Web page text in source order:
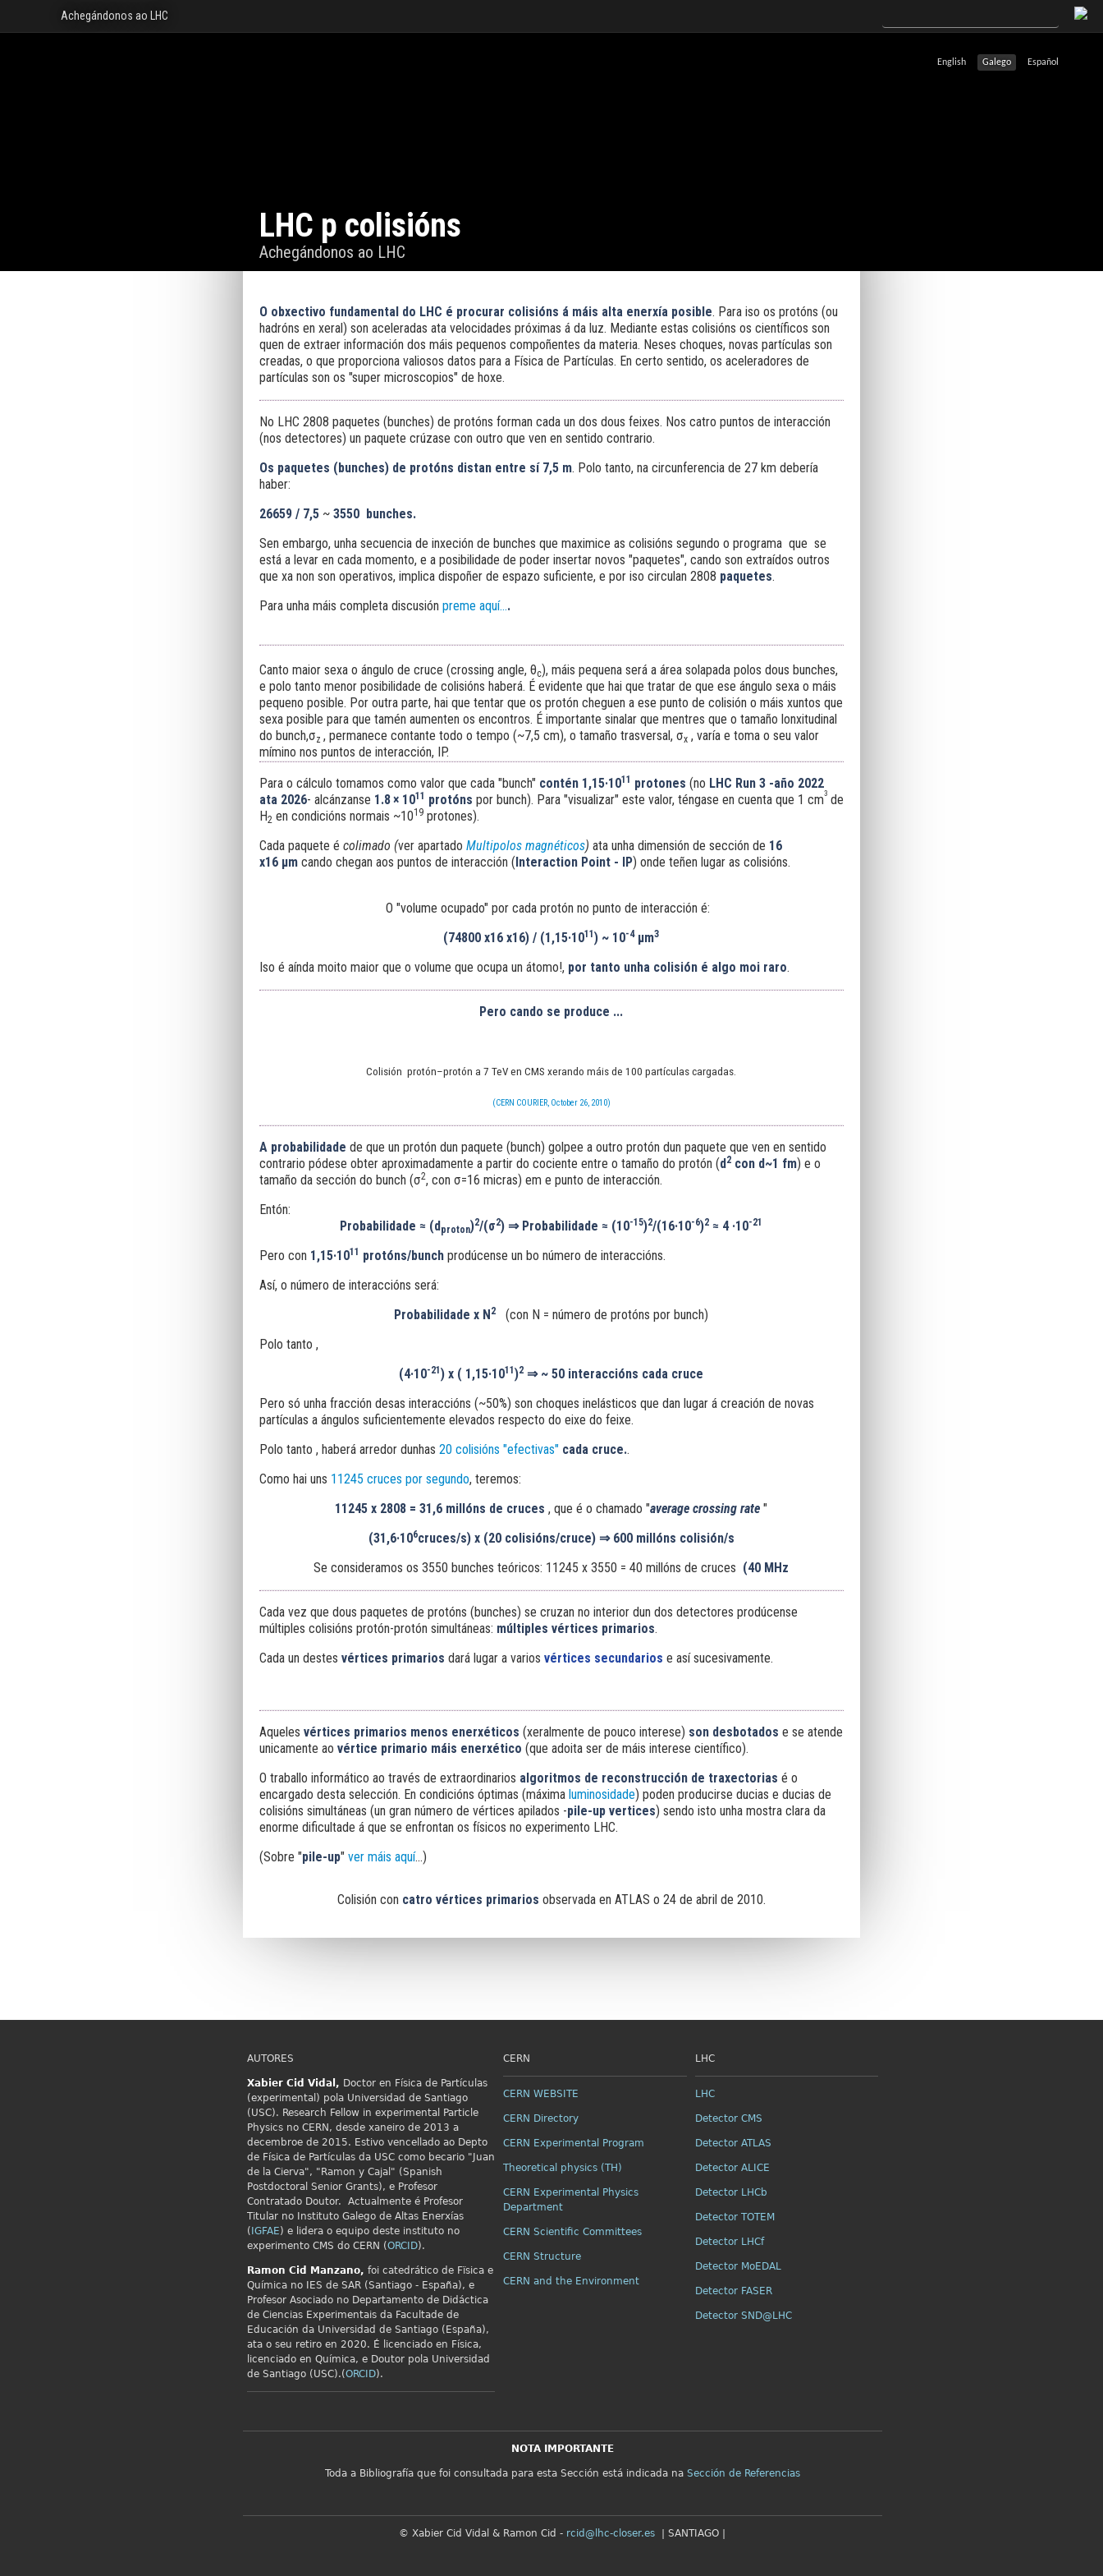
Español
Galego
English
Achegándonos ao LHC
LHC p colisións
Achegándonos ao LHC
O obxectivo fundamental do LHC é procurar colisións á máis alta enerxía posible. Para iso os protóns (ou
hadróns en xeral) son aceleradas ata velocidades próximas á da luz. Mediante estas colisións os científicos son
quen de extraer información dos máis pequenos compoñentes da materia. Neses choques, novas partículas son
creadas, o que proporciona valiosos datos para a Física de Partículas. En certo sentido, os aceleradores de
partículas son os "super microscopios" de hoxe.
No LHC 2808 paquetes (bunches) de protóns forman cada un dos dous feixes. Nos catro puntos de interacción
(nos detectores) un paquete crúzase con outro que ven en sentido contrario.
Os paquetes (bunches) de protóns distan entre sí 7,5 m. Polo tanto, na circunferencia de 27 km debería
haber:
26659 / 7,5~ 3550 bunches.
Sen embargo, unha secuencia de inxeción de bunches que maximice as colisións segundo o programa que se
está a levar en cada momento, e a posibilidade de poder insertar novos "paquetes", cando son extraídos outros
que xa non son operativos, implica dispoñer de espazo suficiente, e por iso circulan 2808 paquetes.
Para unha máis completa discusión preme aquí....
Canto maior sexa o ángulo de cruce (crossing angle, θc), máis pequena será a área solapada polos dous bunches,
e polo tanto menor posibilidade de colisións haberá. É evidente que hai que tratar de que ese ángulo sexa o máis
pequeno posible. Por outra parte, hai que tentar que os protón cheguen a ese punto de colisión o máis xuntos que
sexa posible para que tamén aumenten os encontros. É importante sinalar que mentres que o tamaño lonxitudinal
do bunch,σz , permanece contante todo o tempo (~7,5 cm), o tamaño trasversal, σx, varía e toma o seu valor
mímino nos puntos de interacción, IP.
Para o cálculo tomamos como valor que cada "bunch" contén 1,15·1011 protones (no LHC Run 3 -año 2022
ata 2026- alcánzanse 1.8 × 1011 protóns por bunch). Para "visualizar" este valor, téngase en cuenta que 1 cm3de
H2 en condicións normais ~1019protones).
Cada paquete é colimado (ver apartado Multipolos magnéticos) ata unha dimensión de sección de 16
x16 μmcando chegan aos puntos de interacción (Interaction Point - IP) onde teñen lugar as colisións.
O "volume ocupado" por cada protón no punto de interacción é:
(74800 x16 x16) / (1,15·1011) ~ 10-4 μm3
Iso é aínda moito maior que o volume que ocupa un átomo!, por tanto unha colisión é algo moi raro.
Pero cando se produce ...
Colisión protón–protón a 7 TeV en CMS xerando máis de 100 partículas cargadas.
(CERN COURIER, October 26, 2010)
A probabilidade de que un protón dun paquete (bunch) golpee a outro protón dun paquete que ven en sentido
contrario pódese obter aproximadamente a partir do cociente entre o tamaño do protón (d2con d~1 fm) e o
tamaño da sección do bunch (σ2, con σ=16 micras) em e punto de interacción.
Entón:
Probabilidade ≈ (dproton)2/(σ2) ⇒ Probabilidade ≈ (10-15)2/(16·10-6)2 ≈ 4 ·10-21
Pero con 1,15·1011 protóns/bunchprodúcense un bo número de interaccións.
Así, o número de interaccións será:
Probabilidade x N2
(con N = número de protóns por bunch)
Polo tanto ,
(4·10-21) x ( 1,15·1011)2 ⇒ ~ 50 interaccións cada cruce
Pero só unha fracción desas interaccións (~50%) son choques inelásticos que dan lugar á creación de novas
partículas a ángulos suficientemente elevados respecto do eixe do feixe.
Polo tanto , haberá arredor dunhas 20 colisións "efectivas" cada cruce..
Como hai uns 11245 cruces por segundo, teremos:
11245x 2808 = 31,6 millóns de cruces, que é o chamado "average crossing rate "
(31,6·106cruces/s) x (20 colisións/cruce) ⇒ 600 millóns colisión/s
Se consideramos os 3550 bunches teóricos: 11245x 3550 = 40 millóns de cruces (40 MHz
Cada vez que dous paquetes de protóns (bunches) se cruzan no interior dun dos detectores prodúcense
múltiples colisións protón-protón simultáneas: múltiples vértices primarios.
Cada un destes vértices primarios dará lugar a varios vértices secundarios e así sucesivamente.
Aqueles vértices primarios menos enerxéticos (xeralmente de pouco interese) son desbotados e se atende
unicamente ao vértice primario máis enerxético (que adoita ser de máis interese científico).
O traballo informático ao través de extraordinarios algoritmos de reconstrucción de traxectorias é o
encargado desta selección. En condicións óptimas (máxima luminosidade) poden producirse ducias e ducias de
colisións simultáneas (un gran número de vértices apilados -pile-up vertices) sendo isto unha mostra clara da
enorme dificultade á que se enfrontan os físicos no experimento LHC.
(Sobre "pile-up" ver máis aquí...)
Colisión con catro vértices primarios observada en ATLAS o 24 de abril de 2010.
AUTORES
Xabier Cid Vidal, Doctor en Física de Partículas
(experimental) pola Universidad de Santiago
(USC). Research Fellow in experimental Particle
Physics noCERN, desde xaneiro de 2013 a
decembroe de 2015. Estivo vencellado ao Depto
de Física de Partículas da USC como becario "Juan
de la Cierva", "Ramon y Cajal" (Spanish
Postdoctoral Senior Grants), e Profesor
Contratado Doutor. Actualmente é Profesor
Titular no Instituto Galego de Altas Enerxías
( IGFAE) e lidera o equipo deste instituto no
experimento CMS do CERN (ORCID).
Ramon Cid Manzano, foi catedrático de Fïsica e
Química no IES de SAR (Santiago - España), e
Profesor Asociado no Departamento de Didáctica
de Ciencias Experimentais da Facultade de
Educación da Universidad de Santiago (España),
ata o seu retiro en 2020. É licenciado en Física,
licenciado en Química, e Doutor pola Universidad
de Santiago (USC).(ORCID).
CERN
CERN WEBSITE
CERN Directory
CERN Experimental Program
Theoretical physics (TH)
CERN Experimental Physics
Department
CERN Scientific Committees
CERN Structure
CERN and the Environment
LHC
LHC
Detector CMS
Detector ATLAS
Detector ALICE
Detector LHCb
Detector TOTEM
Detector LHCf
Detector MoEDAL
Detector FASER
Detector SND@LHC
NOTA IMPORTANTE
Toda a Bibliografía que foi consultada para esta Sección está indicada na Sección de Referencias
© Xabier Cid Vidal & Ramon Cid - rcid@lhc-closer.es | SANTIAGO |